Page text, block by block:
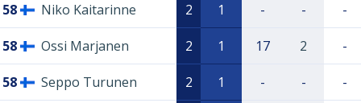
58 Niko Kaitarinne 2 1 - - -
58 Ossi Marjanen 2 1 17 2 -
58 Seppo Turunen 2 1 - - -